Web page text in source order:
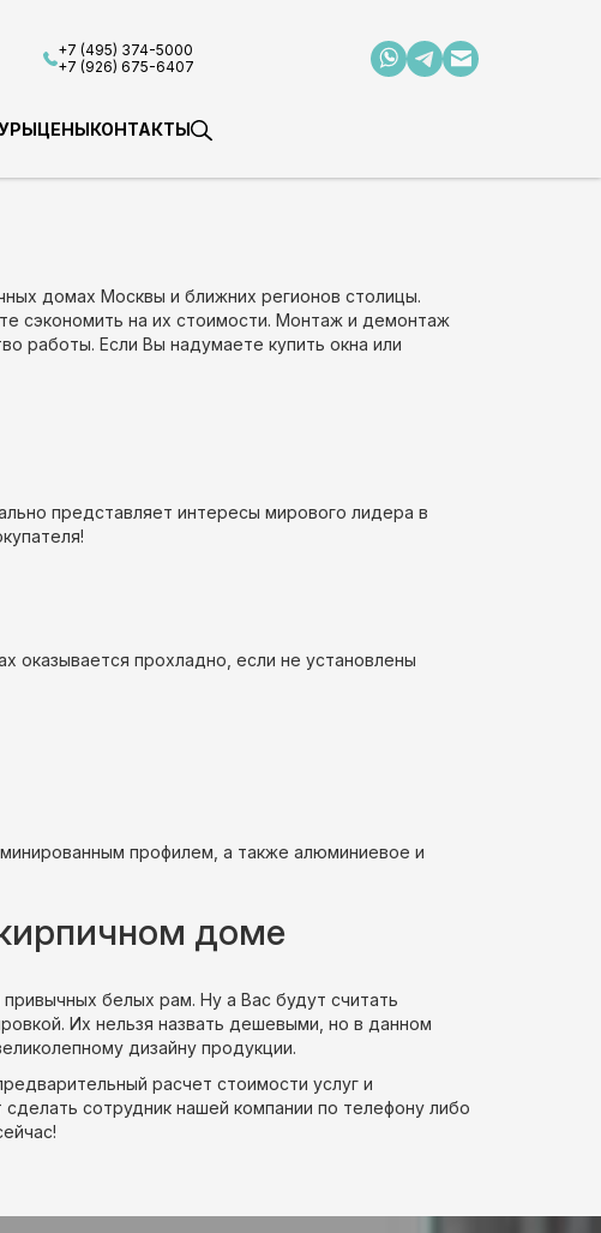
+7 (495) 374-5000
+7 (926) 675-6407
ЦЕНЫКОНТАКТЫ
домах Москвы и ближних регионов столицы.
сэкономить на их стоимости. Монтаж и демонтаж
работы. Если Вы надумаете купить окна или
представляет интересы мирового лидера в
оказывается прохладно, если не установлены
профилем, а также алюминиевое и
доме
белых рам. Ну а Вас будут считать
Их нельзя назвать дешевыми, но в данном
дизайну продукции.
расчет стоимости услуг и
сотрудник нашей компании по телефону либо